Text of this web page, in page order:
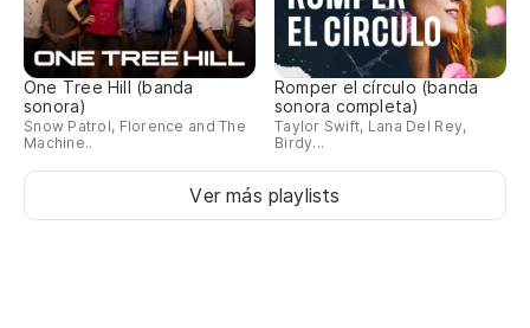
One Tree Hill (banda
sonora)
Snow Patrol, Florence and The
Machine..
Romper el círculo (banda
sonora completa)
Taylor Swift, Lana Del Rey,
Birdy...
Ver más playlists